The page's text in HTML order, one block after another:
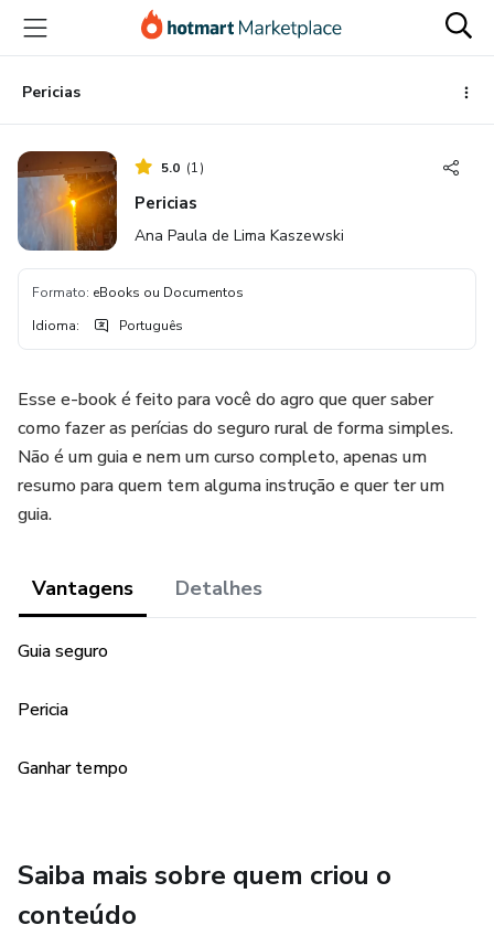
para
conteúdo
principal
para
pagamento
para
rodapéPericias
5.0 (1)
Pericias
Ana Paula de Lima Kaszewski
Formato: eBooks ou Documentos
Idioma: Português
Esse e-book é feito para você do agro que quer saber
como fazer as perícias do seguro rural de forma simples.
Não é um guia e nem um curso completo, apenas um
resumo para quem tem alguma instrução e quer ter um
guia.
Vantagens Detalhes
Guia seguro
Pericia
Ganhar tempo
Saiba mais sobre quem criou o
conteúdo